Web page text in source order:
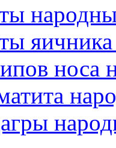
носа